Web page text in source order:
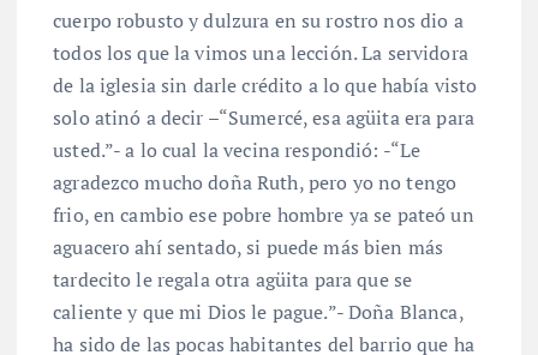
cuerpo robusto y dulzura en su rostro nos dio a
todos los que la vimos una lección. La servidora
de la iglesia sin darle crédito a lo que había visto
solo atinó a decir –“Sumercé, esa agüita era para
usted.”- a lo cual la vecina respondió: -“Le
agradezco mucho doña Ruth, pero yo no tengo
frio, en cambio ese pobre hombre ya se pateó un
aguacero ahí sentado, si puede más bien más
tardecito le regala otra agüita para que se
caliente y que mi Dios le pague.”- Doña Blanca,
ha sido de las pocas habitantes del barrio que ha